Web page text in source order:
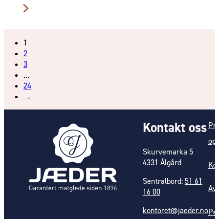
1
2
3
…
24
→
Kontakt oss
Skurvemarka 5
4331 Ålgård
Sentralbord: 51 61
16 00
kontoret@jaeder.no